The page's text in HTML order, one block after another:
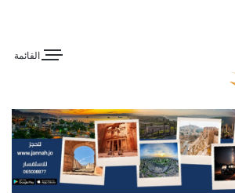
القائمة